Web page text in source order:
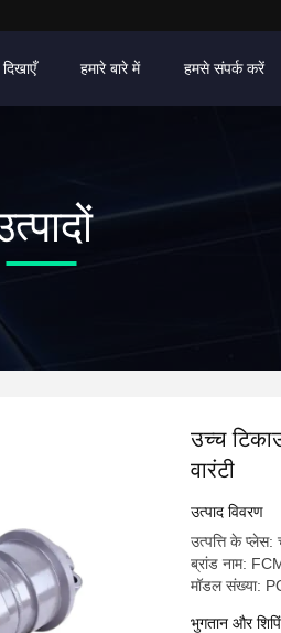
हमारे बारे में हमसे संपर्क करें
उच्च
वारंटी
उत्पाद विवरण
उत्पत्ति के प्लेस:
ब्रांड नाम:
मॉडल संख्या:
भुगतान और